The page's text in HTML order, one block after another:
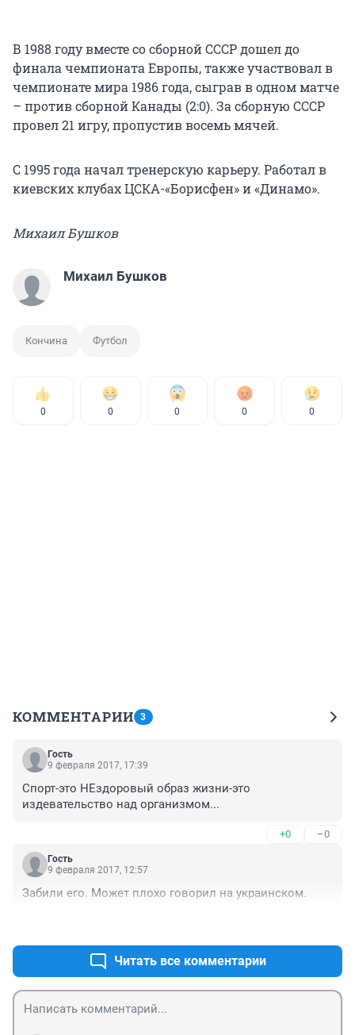
В 1988 году вместе со сборной СССР дошел до
финала чемпионата Европы, также участвовал в
чемпионате мира 1986 года, сыграв в одном матче
– против сборной Канады (2:0). За сборную СССР
провел 21 игру, пропустив восемь мячей.
С 1995 года начал тренерскую карьеру. Работал в
киевских клубах ЦСКА-«Борисфен» и «Динамо».
Михаил Бушков
Михаил Бушков
Кончина Футбол
0 0 0 0 0
КОММЕНТАРИИ 3
Гость
9 февраля 2017, 17:39
Спорт-это НЕздоровый образ жизни-это
издевательство над организмом...
+0 –0
Гость
9 февраля 2017, 12:57
Забили его. Может плохо говорил на украинском.
Читать все комментарии